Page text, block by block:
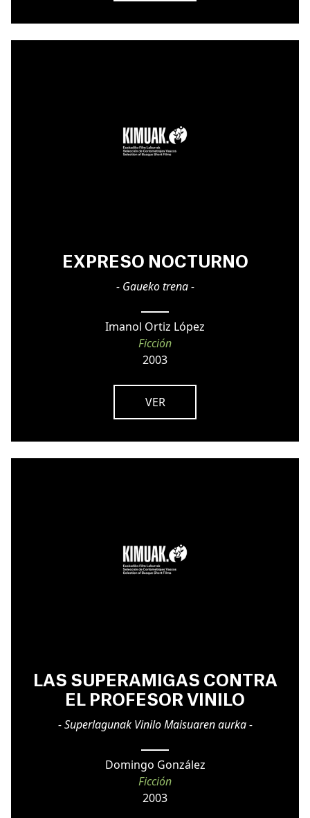
EXPRESO NOCTURNO
- Gaueko trena -
Imanol Ortiz López
Ficción
2003
VER
LAS SUPERAMIGAS CONTRA
EL PROFESOR VINILO
- Superlagunak Vinilo Maisuaren aurka -
Domingo González
Ficción
2003